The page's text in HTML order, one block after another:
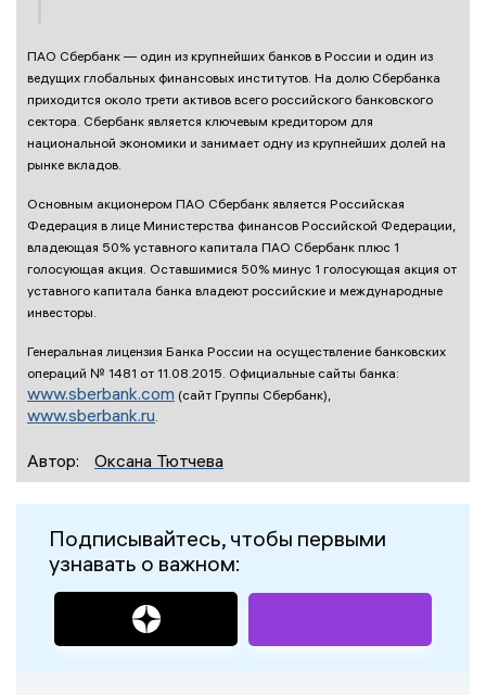
ПАО Сбербанк — один из крупнейших банков в России и один из
ведущих глобальных финансовых институтов. На долю Сбербанка
приходится около трети активов всего российского банковского
сектора. Сбербанк является ключевым кредитором для
национальной экономики и занимает одну из крупнейших долей на
рынке вкладов.
Основным акционером ПАО Сбербанк является Российская
Федерация в лице Министерства финансов Российской Федерации,
владеющая 50% уставного капитала ПАО Сбербанк плюс 1
голосующая акция. Оставшимися 50% минус 1 голосующая акция от
уставного капитала банка владеют российские и международные
инвесторы.
Генеральная лицензия Банка России на осуществление банковских
операций № 1481 от 11.08.2015. Официальные сайты банка:
www.sberbank.com (сайт Группы Сбербанк),
www.sberbank.ru.
Автор: Оксана Тютчева
Подписывайтесь, чтобы первыми
узнавать о важном: